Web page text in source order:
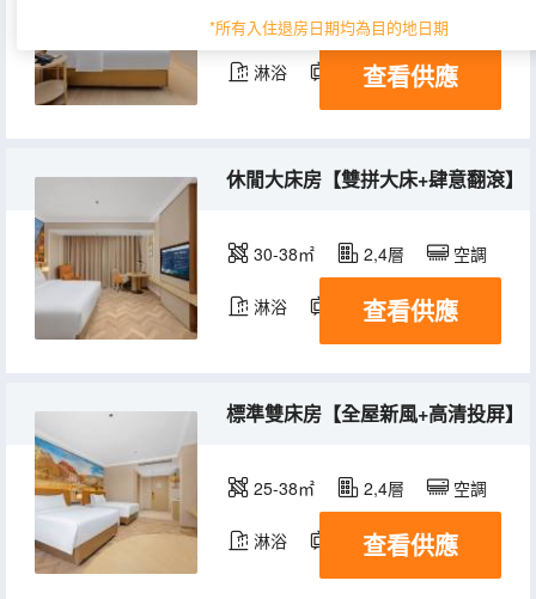
*所有入住退房日期均為目的地日期
30-38㎡ 2,4層
淋浴 電視機
查看供應
休閒大床房【雙拼大床+肆意翻滾】
30-38㎡ 2,4層 空調
淋浴 電視機
查看供應
標準雙床房【全屋新風+高清投屏】
25-38㎡ 2,4層 空調
淋浴 電視機
查看供應